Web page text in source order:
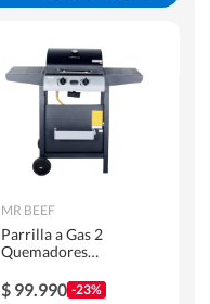
MR BEEF
Parrilla a Gas 2
Quemadores
$ 99.990 -23%